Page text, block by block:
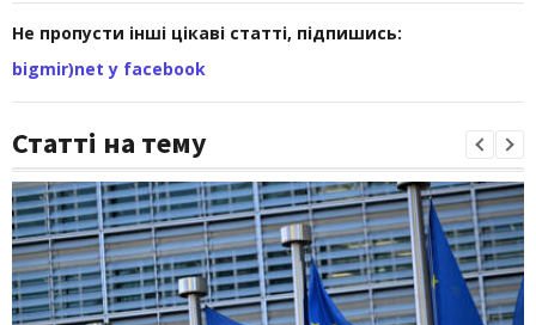
Не пропусти інші цікаві статті, підпишись:
bigmir)net у facebook
Статті на тему